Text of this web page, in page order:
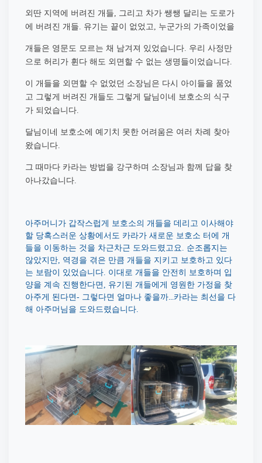
외딴 지역에 버려진 개들, 그리고 차가 쌩쌩 달리는 도로가
에 버려진 개들. 유기는 끝이 없었고, 누군가의 가족이었을
개들은 영문도 모르는 채 남겨져 있었습니다. 우리 사정만
으로 허리가 휜다 해도 외면할 수 없는 생명들이었습니다.
이 개들을 외면할 수 없었던 소장님은 다시 아이들을 품었
고 그렇게 버려진 개들도 그렇게 달님이네 보호소의 식구
가 되었습니다.
달님이네 보호소에 예기치 못한 어려움은 여러 차례 찾아
왔습니다.
그 때마다 카라는 방법을 강구하며 소장님과 함께 답을 찾
아나갔습니다.
아주머니가 갑작스럽게 보호소의 개들을 데리고 이사해야
할 당혹스러운 상황에서도 카라가 새로운 보호소 터에 개
들을 이동하는 것을 차근차근 도와드렸고요. 순조롭지는
않았지만, 역경을 겪은 만큼 개들을 지키고 보호하고 있다
는 보람이 있었습니다. 이대로 개들을 안전히 보호하며 입
양을 계속 진행한다면 , 유기된 개들에게 영원한 가정을 찾
아주게 된다면- 그렇다면 얼마나 좋을까...카라는 최선을 다
해 아주머님을 도와드렸습니다.